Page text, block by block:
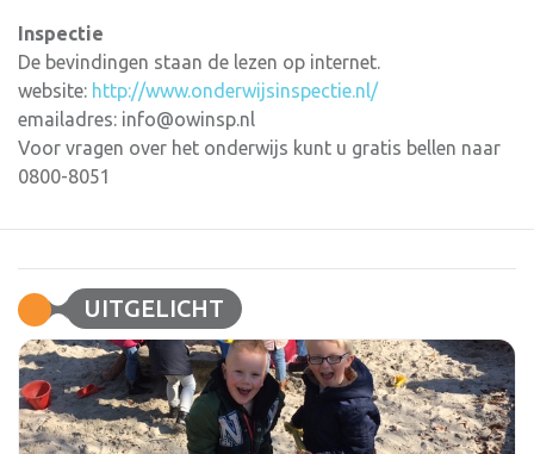
Inspectie
De bevindingen staan de lezen op internet.
website: http://www.onderwijsinspectie.nl/
emailadres: info@owinsp.nl
Voor vragen over het onderwijs kunt u gratis bellen naar
0800-8051
UITGELICHT